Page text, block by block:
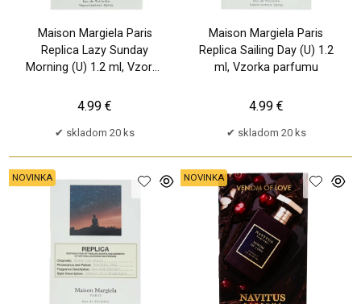
Maison Margiela Paris
Replica Lazy Sunday
Morning (U) 1.2 ml, Vzorka
skladom 20 ks
4.99 €
Maison Margiela Paris
Replica Sailing Day (U) 1.2
ml, Vzorka parfumu
skladom 20 ks
4.99 €
NOVINKA NOVINKA